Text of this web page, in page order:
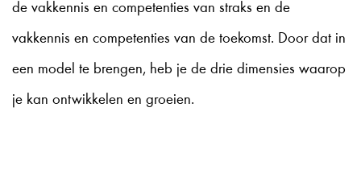
de vakkennis en competenties van straks en de
vakkennis en competenties van de toekomst. Door dat in
een model te brengen, heb je de drie dimensies waarop
je kan ontwikkelen en groeien.